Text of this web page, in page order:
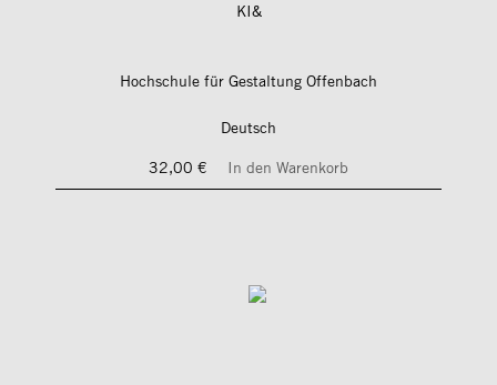
KI&
Hochschule für Gestaltung Offenbach
Deutsch
32,00 €
In den Warenkorb